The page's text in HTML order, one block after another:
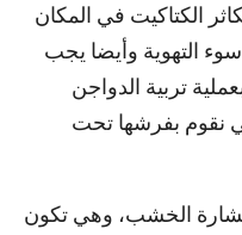
الكتاكيت في المكان
التهوية وأيضا يجب
تربية الدواجن
نقوم بفرشها تحت
نشارة الخشب، وهي تكون